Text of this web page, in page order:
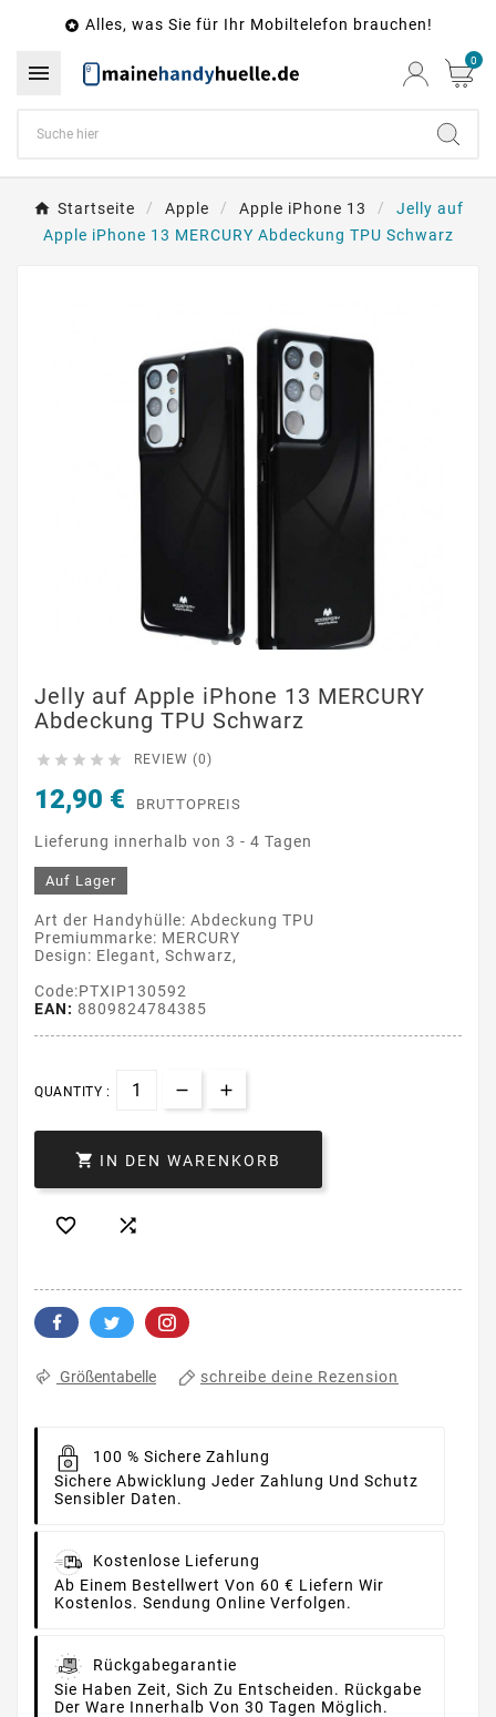
 Alles, was Sie für Ihr Mobiltelefon brauchen!
 0
Startseite Apple Apple iPhone 13
Jelly auf
Apple iPhone 13 MERCURY Abdeckung TPU Schwarz
Jelly auf Apple iPhone 13 MERCURY
Abdeckung TPU Schwarz
     REVIEW (0)
12,90 € BRUTTOPREIS
Lieferung innerhalb von 3 - 4 Tagen
Auf Lager
Art der Handyhülle: Abdeckung TPU
Premiummarke: MERCURY
Design: Elegant, Schwarz,
Code:PTXIP130592
EAN: 8809824784385
QUANTITY :
 IN DEN WARENKORB
 
Größentabelle schreibe deine Rezension
100 % Sichere Zahlung
Sichere Abwicklung Jeder Zahlung Und Schutz
Sensibler Daten.
Kostenlose Lieferung
Ab Einem Bestellwert Von 60 € Liefern Wir
Kostenlos. Sendung Online Verfolgen.
Rückgabegarantie
Sie Haben Zeit, Sich Zu Entscheiden. Rückgabe
Der Ware Innerhalb Von 30 Tagen Möglich.